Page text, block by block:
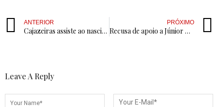
ANTERIOR
Cajazeiras assiste ao nascimento do governo da conveniência e do descarte
PRÓXIMO
Recusa de apoio a Júnior Araújo culmina na exoneração de Zezinho do Mutirão pela prefeita Corrinha Delfino
Leave A Reply